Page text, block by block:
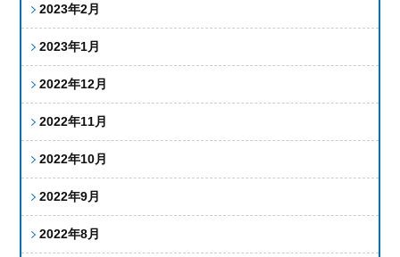
2023年2月
2023年1月
2022年12月
2022年11月
2022年10月
2022年9月
2022年8月